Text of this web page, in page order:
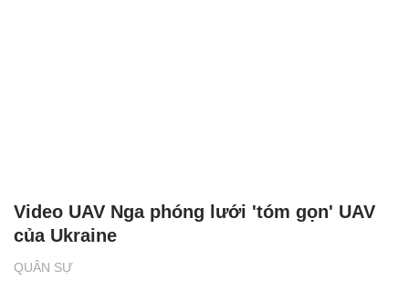
QUÂN SỰ
Video UAV Nga phóng lưới 'tóm gọn' UAV
của Ukraine